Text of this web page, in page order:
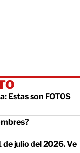
Estas son FOTOS
de julio del 2026. Ve